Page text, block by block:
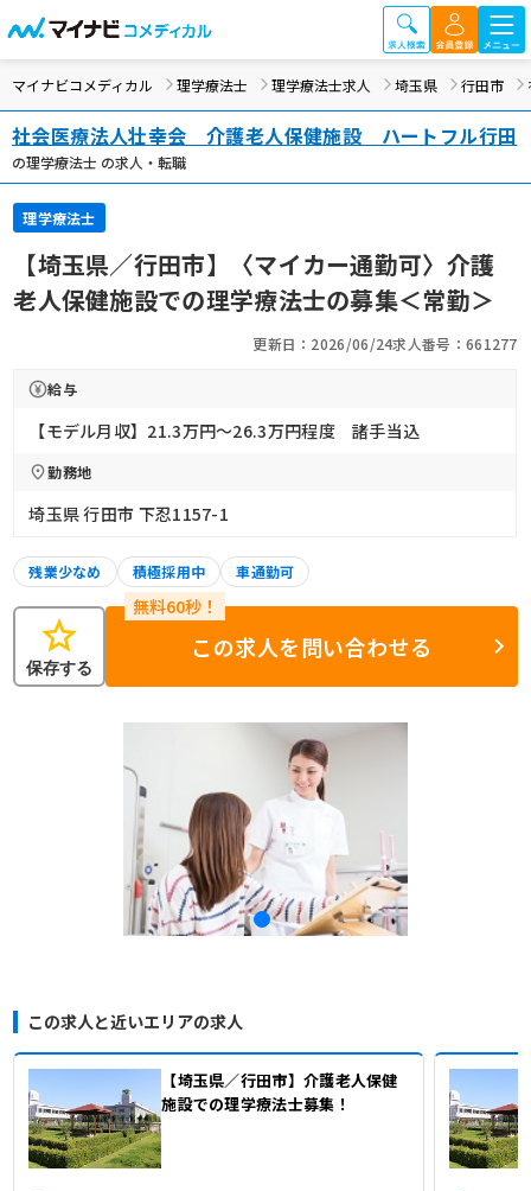
マイナビコメディカル 理学療法士 理学療法士求人 埼玉県 行田市
社会医療法人壮幸会 介護老人保健施設 ハートフル行田
の理学療法士 の求人・転職
理学療法士
【埼玉県／行田市】〈マイカー通勤可〉介護
老人保健施設での理学療法士の募集＜常勤＞
更新日：2026/06/24求人番号：661277
給与
【モデル月収】21.3万円〜26.3万円程度 諸手当込
勤務地
埼玉県 行田市 下忍1157-1
残業少なめ 積極採用中 車通勤可
star
保存する
この求人を問い合わせる
この求人と近いエリアの求人
【埼玉県／行田市】介護老人保健
施設での理学療法士募集！